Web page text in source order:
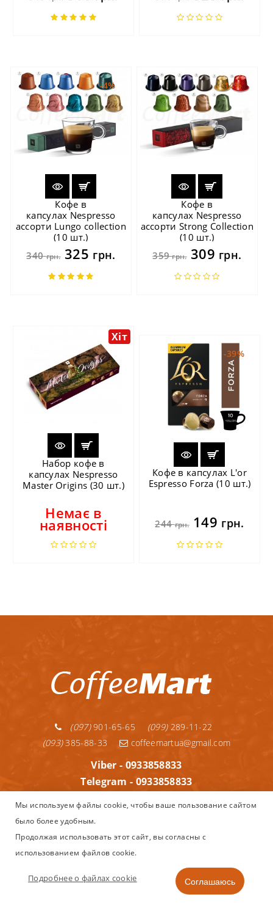
-4%
Кофе в
капсулах Nespresso
ассорти Lungo collection
(10 шт.)
340грн.325 грн.
-14%
Кофе в
капсулах Nespresso
ассорти Strong Collection
(10 шт.)
359грн.309 грн.
Хіт
Набор кофе в
капсулах Nespresso
Master Origins (30 шт.)
Немає в
наявності
-39%
Кофе в капсулах L'or
Espresso Forza (10 шт.)
244грн.149 грн.
(097)901-65-65 (099)289-11-22
(093)385-88-33 coffeemartua@gmail.com
Viber - 0933858833
Telegram - 0933858833
WhatsApp - 0933858833
Информация
Copyright © 2013–2025Coffeemart.com.ua - интернет магазин
Nespresso, капсульного и зернового кофе, кофеварок и
аксессуаров в Украине.
Мы используем файлы cookie, чтобы ваше пользование сайтом
было более удобным.
Продолжая использовать этот сайт, вы согласны с
использованием файлов cookie.
Подробнее о файлах cookie Соглашаюсь